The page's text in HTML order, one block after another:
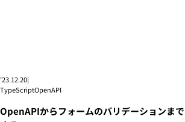
’23.12.20|
TypeScriptOpenAPI
OpenAPIからフォームのバリデーションま